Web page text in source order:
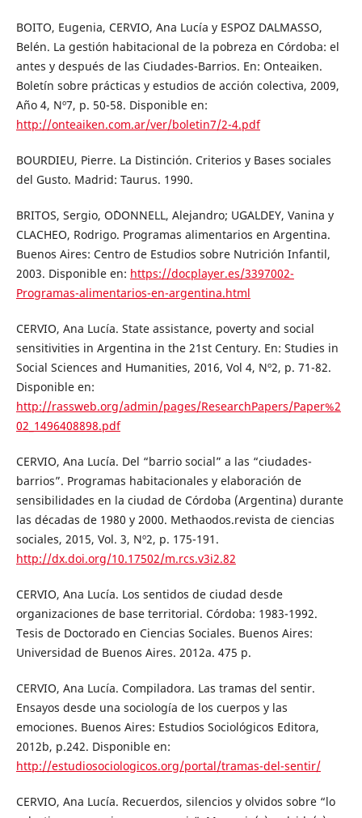
BOITO, Eugenia, CERVIO, Ana Lucía y ESPOZ DALMASSO,
Belén. La gestión habitacional de la pobreza en Córdoba: el
antes y después de las Ciudades-Barrios. En: Onteaiken.
Boletín sobre prácticas y estudios de acción colectiva, 2009,
Año 4, Nº7, p. 50-58. Disponible en:
http://onteaiken.com.ar/ver/boletin7/2-4.pdf
BOURDIEU, Pierre. La Distinción. Criterios y Bases sociales
del Gusto. Madrid: Taurus. 1990.
BRITOS, Sergio, O´DONNELL, Alejandro; UGALDEY, Vanina y
CLACHEO, Rodrigo. Programas alimentarios en Argentina.
Buenos Aires: Centro de Estudios sobre Nutrición Infantil,
2003. Disponible en: https://docplayer.es/3397002-
Programas-alimentarios-en-argentina.html
CERVIO, Ana Lucía. State assistance, poverty and social
sensitivities in Argentina in the 21st Century. En: Studies in
Social Sciences and Humanities, 2016, Vol 4, Nº2, p. 71-82.
Disponible en:
http://rassweb.org/admin/pages/ResearchPapers/Paper%2
02_1496408898.pdf
CERVIO, Ana Lucía. Del “barrio social” a las “ciudades-
barrios”. Programas habitacionales y elaboración de
sensibilidades en la ciudad de Córdoba (Argentina) durante
las décadas de 1980 y 2000. Methaodos.revista de ciencias
sociales, 2015, Vol. 3, Nº2, p. 175-191.
http://dx.doi.org/10.17502/m.rcs.v3i2.82
CERVIO, Ana Lucía. Los sentidos de ciudad desde
organizaciones de base territorial. Córdoba: 1983-1992.
Tesis de Doctorado en Ciencias Sociales. Buenos Aires:
Universidad de Buenos Aires. 2012a. 475 p.
CERVIO, Ana Lucía. Compiladora. Las tramas del sentir.
Ensayos desde una sociología de los cuerpos y las
emociones. Buenos Aires: Estudios Sociológicos Editora,
2012b, p.242. Disponible en:
http://estudiosociologicos.org/portal/tramas-del-sentir/
CERVIO, Ana Lucía. Recuerdos, silencios y olvidos sobre “lo